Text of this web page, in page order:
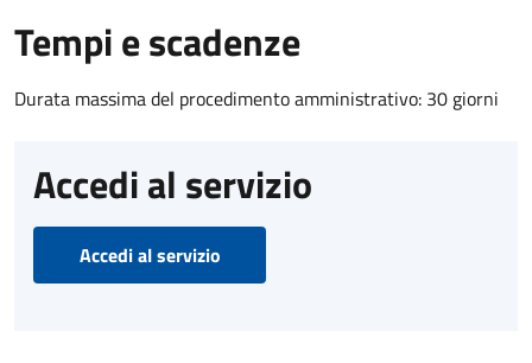
Tempi e scadenze
Durata massima del procedimento amministrativo: 30 giorni
Accedi al servizio
Accedi al servizio